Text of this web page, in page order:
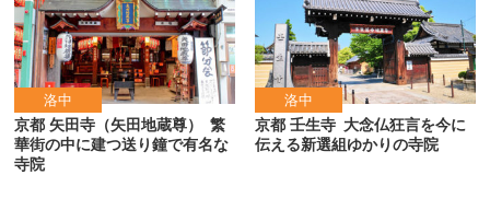
洛中
京都 矢田寺（矢田地蔵尊）
繁
華街の中に建つ送り鐘で有名な
寺院
洛中
京都 壬生寺 大念仏狂言を今に
伝える新選組ゆかりの寺院